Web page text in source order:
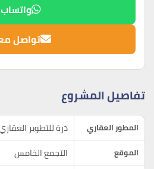
واتساب
تواصل
تفاصيل المشروع
المطور العقاري درة للتطوير
الموقع التجمع الخامس